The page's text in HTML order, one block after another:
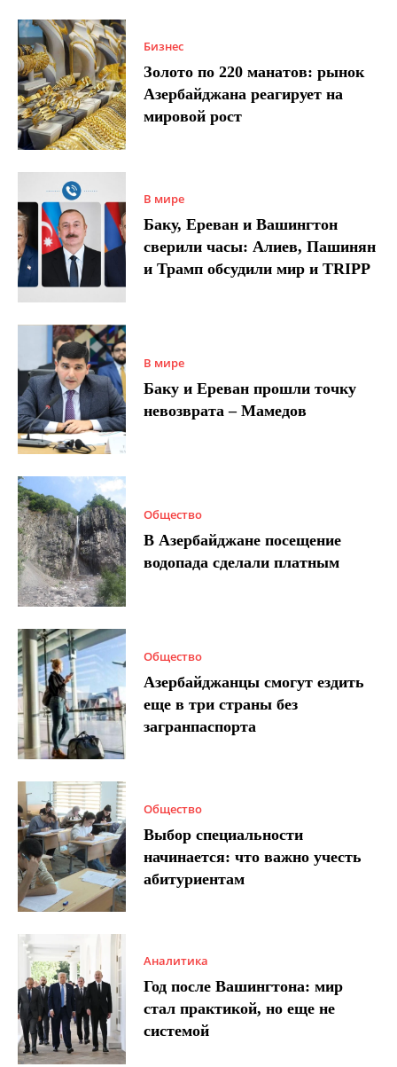
Бизнес
Золото по 220 манатов: рынок
Азербайджана реагирует на
мировой рост
В мире
Баку, Ереван и Вашингтон
сверили часы: Алиев, Пашинян
и Трамп обсудили мир и TRIPP
В мире
Баку и Ереван прошли точку
невозврата – Мамедов
Общество
В Азербайджане посещение
водопада сделали платным
Общество
Азербайджанцы смогут ездить
еще в три страны без
загранпаспорта
Общество
Выбор специальности
начинается: что важно учесть
абитуриентам
Аналитика
Год после Вашингтона: мир
стал практикой, но еще не
системой